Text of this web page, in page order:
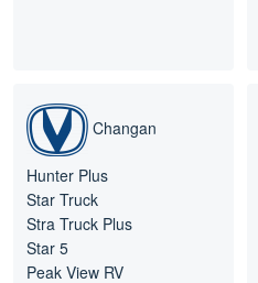
Changan
Hunter Plus
Star Truck
Stra Truck Plus
Star 5
Peak View RV